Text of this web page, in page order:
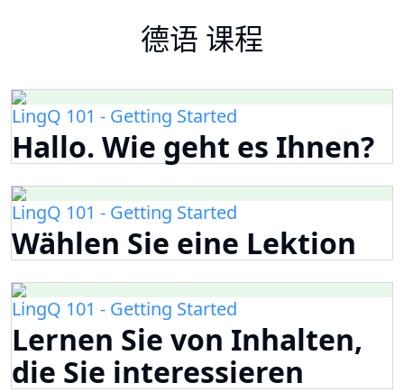
德语 课程
LingQ 101 - Getting Started
Hallo. Wie geht es Ihnen?
LingQ 101 - Getting Started
Wählen Sie eine Lektion
LingQ 101 - Getting Started
Lernen Sie von Inhalten,
die Sie interessieren